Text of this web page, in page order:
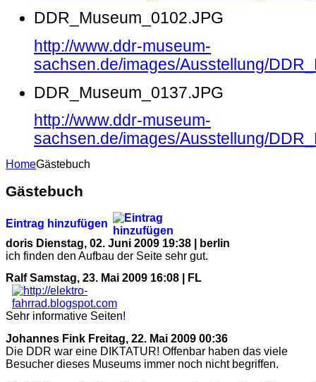
DDR_Museum_0102.JPG
http://www.ddr-museum-
sachsen.de/images/Ausstellung/
DDR_Museum_0137.JPG
http://www.ddr-museum-
sachsen.de/images/Ausstellung/
HomeGästebuch
Gästebuch
Eintrag hinzufügen
doris Dienstag, 02. Juni 2009 19:38 | berlin
ich finden den Aufbau der Seite sehr gut.
Ralf Samstag, 23. Mai 2009 16:08 | FL
Sehr informative Seiten!
Johannes Fink Freitag, 22. Mai 2009 00:36
Die DDR war eine DIKTATUR! Offenbar haben das viele
Besucher dieses Museums immer noch nicht begriffen.